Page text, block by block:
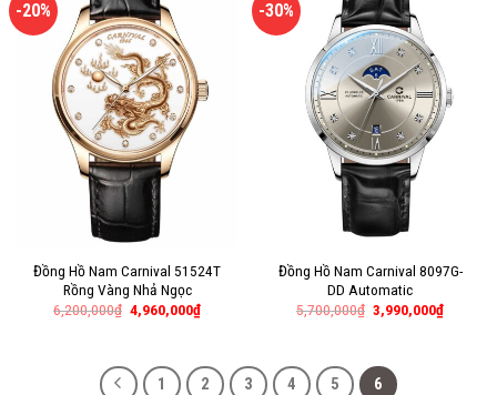
-20%
Đồng Hồ Nam Carnival 51524T
Rồng Vàng Nhả Ngọc
6,200,000₫ 4,960,000₫
-30%
Đồng Hồ Nam Carnival 8097G-
DD Automatic
5,700,000₫ 3,990,000₫
1 2 3 4 5 6